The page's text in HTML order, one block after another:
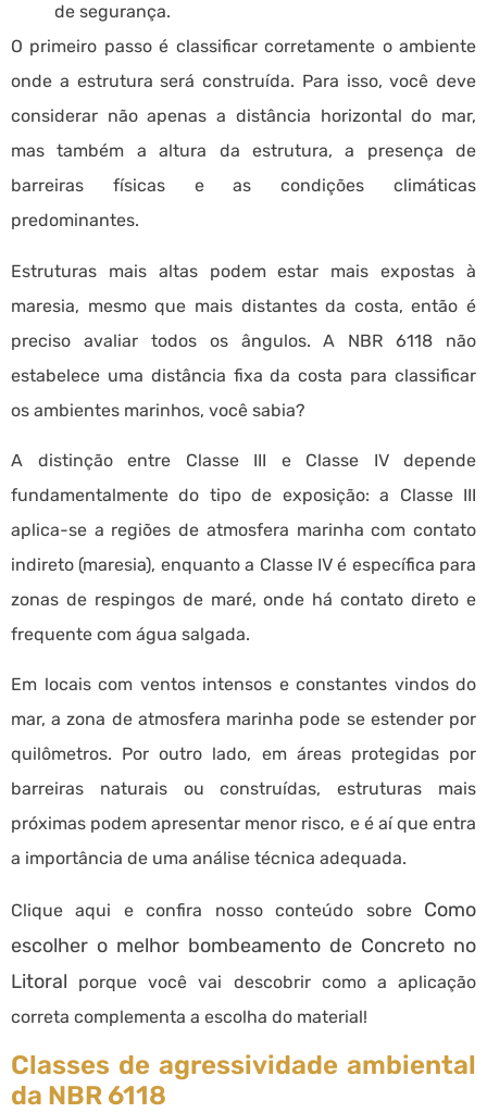
de segurança.
O primeiro passo é classificar corretamente o ambiente
onde a estrutura será construída. Para isso, você deve
considerar não apenas a distância horizontal do mar,
mas também a altura da estrutura, a presença de
barreiras físicas e as condições climáticas
predominantes.
Estruturas mais altas podem estar mais expostas à
maresia, mesmo que mais distantes da costa, então é
preciso avaliar todos os ângulos. A NBR 6118 não
estabelece uma distância fixa da costa para classificar
os ambientes marinhos, você sabia?
A distinção entre Classe III e Classe IV depende
fundamentalmente do tipo de exposição: a Classe III
aplica-se a regiões de atmosfera marinha com contato
indireto (maresia), enquanto a Classe IV é específica para
zonas de respingos de maré, onde há contato direto e
frequente com água salgada.
Em locais com ventos intensos e constantes vindos do
mar, a zona de atmosfera marinha pode se estender por
quilômetros. Por outro lado, em áreas protegidas por
barreiras naturais ou construídas, estruturas mais
próximas podem apresentar menor risco, e é aí que entra
a importância de uma análise técnica adequada.
Clique aqui e confira nosso conteúdo sobre Como
escolher o melhor bombeamento de Concreto no
Litoral porque você vai descobrir como a aplicação
correta complementa a escolha do material!
Classes de agressividade ambiental
da NBR 6118